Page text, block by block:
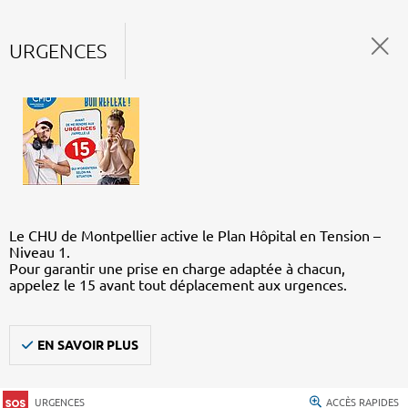
URGENCES
Le CHU de Montpellier active le Plan Hôpital en Tension –
Niveau 1.
Pour garantir une prise en charge adaptée à chacun,
appelez le 15 avant tout déplacement aux urgences.
EN SAVOIR PLUS
URGENCES ACCÈS RAPIDES